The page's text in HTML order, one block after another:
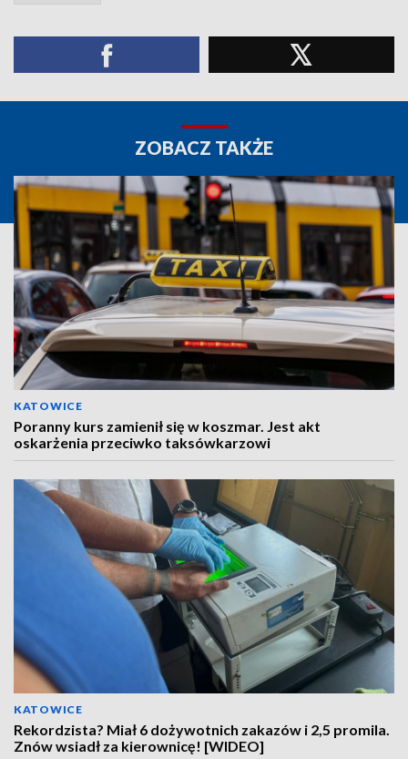
ZOBACZ TAKŻE
KATOWICE
Poranny kurs zamienił się w koszmar. Jest akt
oskarżenia przeciwko taksówkarzowi
KATOWICE
Rekordzista? Miał 6 dożywotnich zakazów i 2,5 promila.
Znów wsiadł za kierownicę! [WIDEO]